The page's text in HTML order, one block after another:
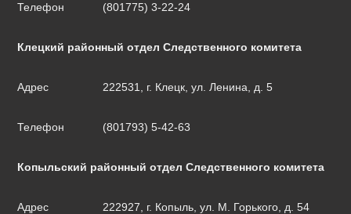
Телефон (801775) 3-22-24
Клецкий районный отдел Следственного комитета
Адрес 222531, г. Клецк, ул. Ленина, д. 5
Телефон (801793) 5-42-63
Копыльский районный отдел Следственного комитета
Адрес 222927, г. Копыль, ул. М. Горького, д. 54